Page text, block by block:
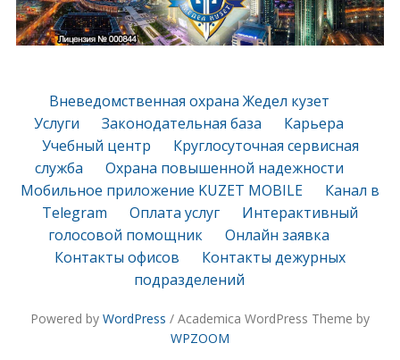
Вневедомственная охрана Жедел кузет
Услуги
Законодательная база
Карьера
Учебный центр
Круглосуточная сервисная
служба
Охрана повышенной надежности
Мобильное приложение KUZET MOBILE
Канал в
Telegram
Оплата услуг
Интерактивный
голосовой помощник
Онлайн заявка
Контакты офисов
Контакты дежурных
подразделений
Powered by WordPress / Academica WordPress Theme by
WPZOOM